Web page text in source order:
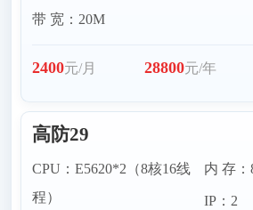
带 宽：20M
2400元/月 28800元/年
高防29
CPU：E5620*2（8核16线
程）
内 存
IP：2